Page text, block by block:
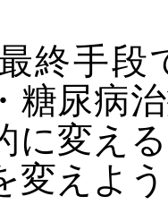
終手段
糖尿病
に変え
変えよ